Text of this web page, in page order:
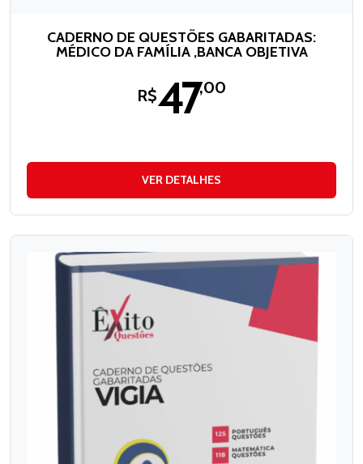
CADERNO DE QUESTÕES GABARITADAS:
MÉDICO DA FAMÍLIA ,BANCA OBJETIVA
R$47,00
VER DETALHES